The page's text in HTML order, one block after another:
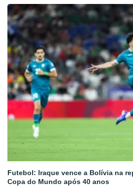
Futebol: Iraque vence a Bolívia na
Copa do Mundo após 40 anos